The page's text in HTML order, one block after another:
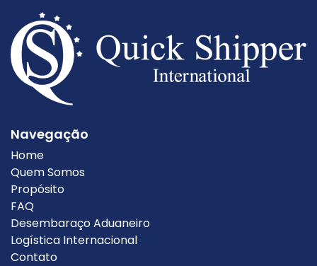
Navegação
Home
Quem Somos
Propósito
FAQ
Desembaraço Aduaneiro
Logística Internacional
Contato